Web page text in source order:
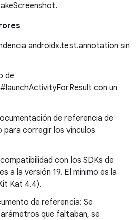
androidx.test.annotation sin
de
con un
de referencia de
para corregir los vínculos
con los SDKs de
a la versión 19. El mínimo es la
Kat 4.4).
de referencia: Se
que faltaban, se